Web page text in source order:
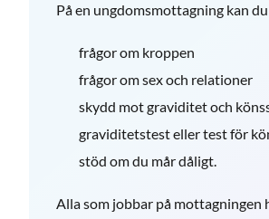
På en ungdomsmottagning kan
frågor om kroppen
frågor om sex och relationer
skydd mot graviditet och
graviditetstest eller test för
stöd om du mår dåligt.
Alla som jobbar på mottagningen